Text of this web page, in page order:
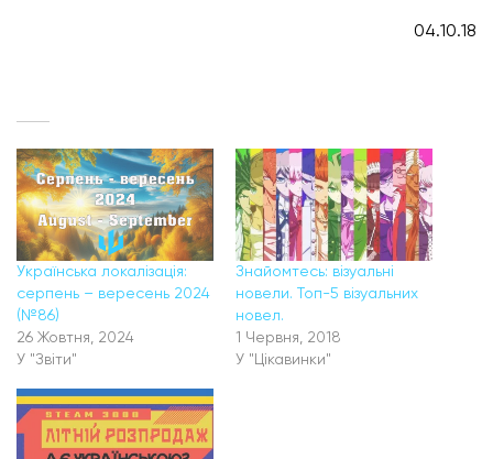
04.10.18
Українська локалізація:
серпень – вересень 2024
(№86)
26 Жовтня, 2024
У "Звіти"
Знайомтесь: візуальні
новели. Топ-5 візуальних
новел.
1 Червня, 2018
У "Цікавинки"